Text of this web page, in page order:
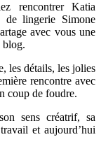
rencontrer Katia
de lingerie Simone
avec vous une
blog.
les détails, les jolies
rencontre avec
coup de foudre.
sens créatrif, sa
et aujourd’hui